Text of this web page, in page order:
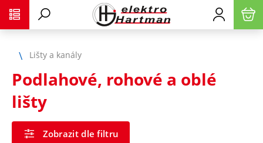
Lišty a kanály
Podlahové, rohové a oblé
lišty
Zobrazit dle filtru